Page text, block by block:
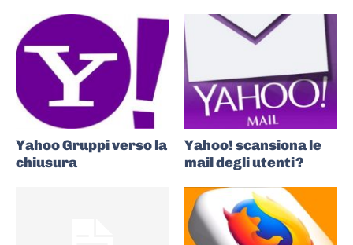
Yahoo Gruppi verso la
chiusura
Yahoo! scansiona le
mail degli utenti?